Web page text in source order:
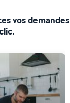
vos demandes